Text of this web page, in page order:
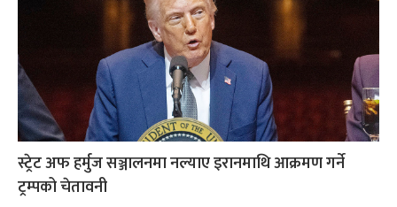
स्ट्रेट अफ हर्मुज सञ्जालनमा नल्याए इरानमाथि आक्रमण गर्ने
ट्रम्पको चेतावनी